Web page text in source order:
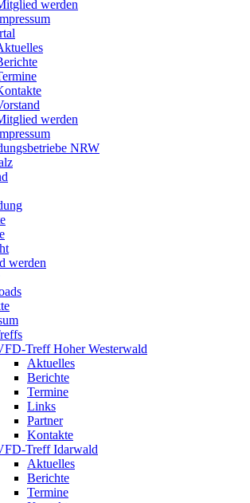
werden
werden
NRW
werden
Treff Hoher Westerwald
Aktuelles
Berichte
Termine
Links
Partner
Kontakte
Treff Idarwald
Aktuelles
Berichte
Termine